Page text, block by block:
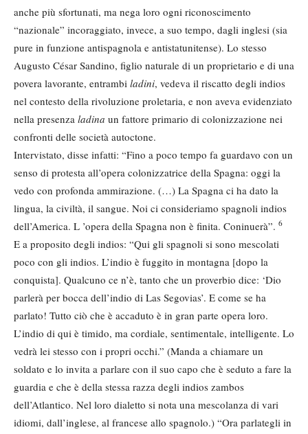
anche più sfortunati, ma nega loro ogni riconoscimento
“nazionale” incoraggiato, invece, a suo tempo, dagli inglesi (sia
pure in funzione antispagnola e antistatunitense). Lo stesso
Augusto César Sandino, figlio naturale di un proprietario e di una
povera lavorante, entrambi ladini, vedeva il riscatto degli indios
nel contesto della rivoluzione proletaria, e non aveva evidenziato
nella presenza ladina un fattore primario di colonizzazione nei
confronti delle società autoctone.
Intervistato, disse infatti: “Fino a poco tempo fa guardavo con un
senso di protesta all’opera colonizzatrice della Spagna: oggi la
vedo con profonda ammirazione. (…) La Spagna ci ha dato la
lingua, la civiltà, il sangue. Noi ci consideriamo spagnoli indios
dell’America. L ’opera della Spagna non è finita. Coninuerà”. 6
E a proposito degli indios: “Qui gli spagnoli si sono mescolati
poco con gli indios. L’indio è fuggito in montagna [dopo la
conquista]. Qualcuno ce n’è, tanto che un proverbio dice: ‘Dio
parlerà per bocca dell’indio di Las Segovias’. E come se ha
parlato! Tutto ciò che è accaduto è in gran parte opera loro.
L’indio di qui è timido, ma cordiale, sentimentale, intelligente. Lo
vedrà lei stesso con i propri occhi.” (Manda a chiamare un
soldato e lo invita a parlare con il suo capo che è seduto a fare la
guardia e che è della stessa razza degli indios zambos
dell’Atlantico. Nel loro dialetto si nota una mescolanza di vari
idiomi, dall’inglese, al francese allo spagnolo.) “Ora parlategli in